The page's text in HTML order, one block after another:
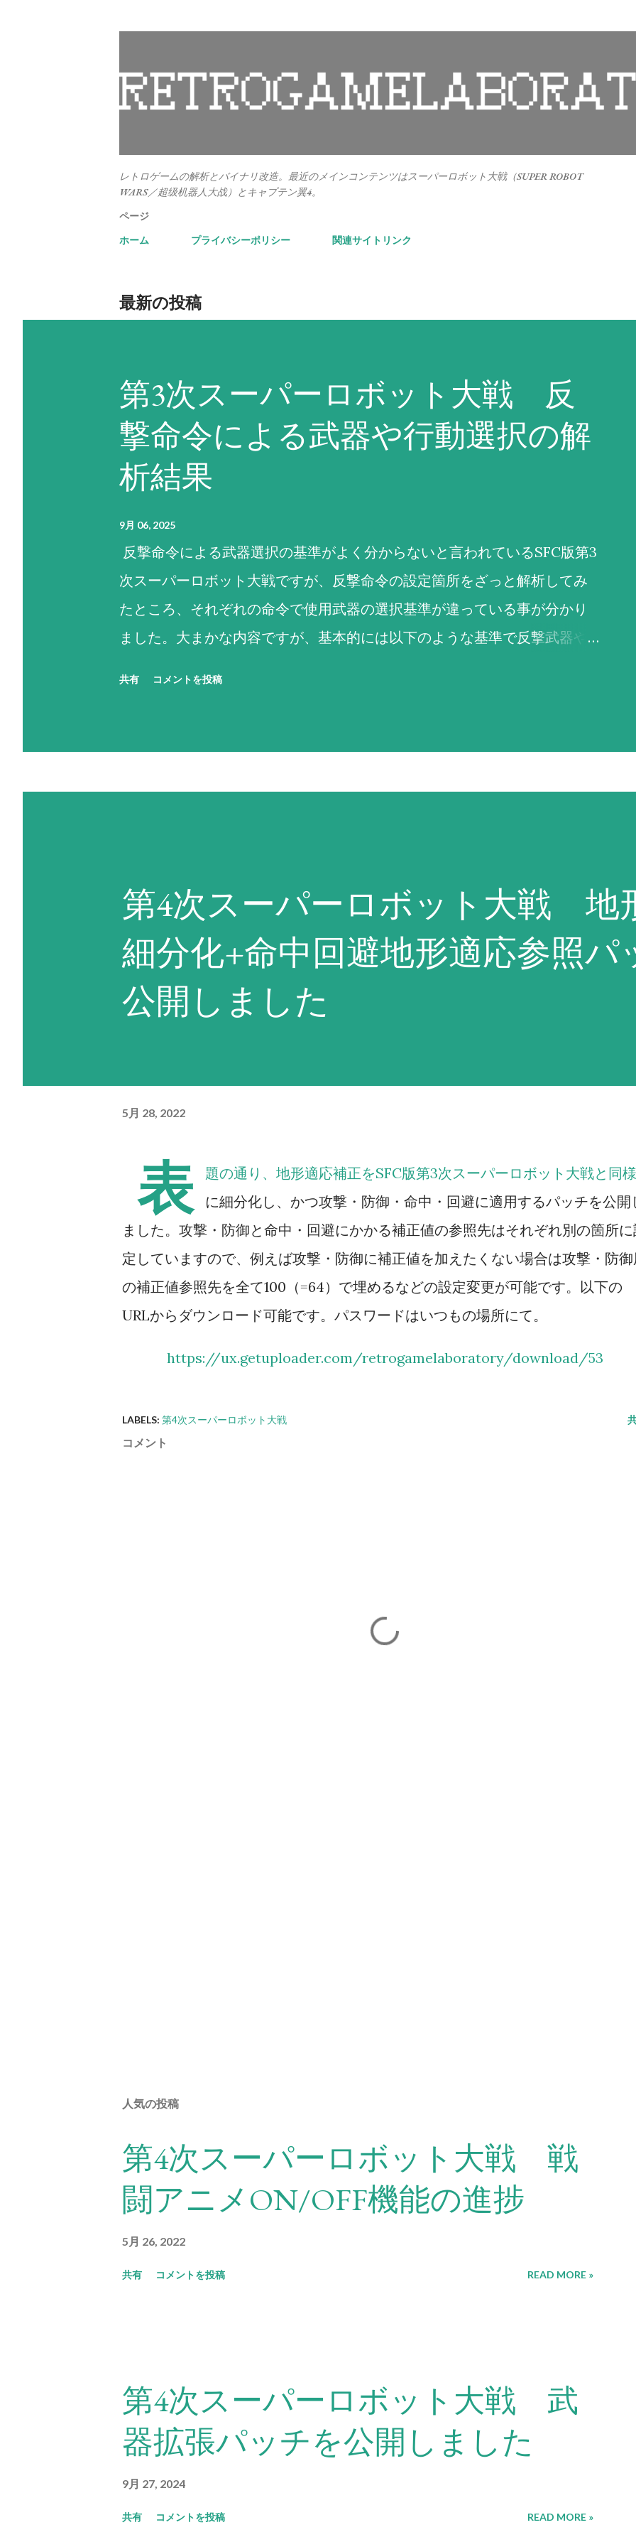
レトロゲームの解析とバイナリ改造。最近のメインコンテンツはスーパーロボット大戦（SUPER ROBOT
WARS／超级机器人大战）とキャプテン翼4。
ページ
ホーム
プライバシーポリシー 関連サイトリンク
最新の投稿
第3次スーパーロボット大戦 反
撃命令による武器や行動選択の解
析結果
9月 06, 2025
反撃命令による武器選択の基準がよく分からないと言われているSFC版第3
次スーパーロボット大戦ですが、反撃命令の設定箇所をざっと解析してみ
たところ、それぞれの命令で使用武器の選択基準が違っている事が分かり
ました。大まかな内容ですが、基本的には以下のような基準で反撃武器や
中率がゼロになる場合は、次に威力が高く命中率が1%以上ある武器を選択
ない場合は反撃不能扱いとなる。原則として武器選択の際に相手の残りHP
は考慮しないため、反撃相手のHPが仮に残り1であろうとも最強の武器で反
撃する。前述の通り、敵軍やNPCは原則としてこの命令が設定されている
を適用した数値）が低いユニットは威力重視の武器で反撃される事が多
は、相手が一撃で倒せる場合は命中率が1%以上ある最強の武器を選択。但
し、その武器の残弾が残り1だったり、その武器を使用してもう一度使用で
上あり、かつ残弾が残り2以上か現在のENで二回以上使用できるEN消費武
器を選択するという思考を繰り返す（EN消費武器に関してはたまに例外あ
り）。どうしようもない場合は弾切れ、またはEN枯渇にならない命中率が
ゼロの現在選択できる最強の武器を選択する。これに合致する武器がない
場合は反撃不能扱いになる（そのため、条件を成立させれば弾切れでなく
ともパイロットが弾切れの台詞を吐く姿を拝める）弾切れや射程外からの
共有 コメントを投稿
第4次スーパーロボット大戦 地
細分化+命中回避地形適応参照パ
公開しました
5月 28, 2022
表
題の通り、地形適応補正をSFC版第3次スーパーロボット大戦と同様
に細分化し、かつ攻撃・防御・命中・回避に適用するパッチを公開
ました。攻撃・防御と命中・回避にかかる補正値の参照先はそれぞれ別の箇所
定していますので、例えば攻撃・防御に補正値を加えたくない場合は攻撃・防
の補正値参照先を全て100（=64）で埋めるなどの設定変更が可能です。以下の
URLからダウンロード可能です。パスワードはいつもの場所にて。
https://ux.getuploader.com/retrogamelaboratory/download/53
LABELS: 第4次スーパーロボット大戦
コメント
人気の投稿
第4次スーパーロボット大戦 戦
闘アニメON/OFF機能の進捗
5月 26, 2022
共有 コメントを投稿 READ MORE »
第4次スーパーロボット大戦 武
器拡張パッチを公開しました
9月 27, 2024
共有 コメントを投稿 READ MORE »